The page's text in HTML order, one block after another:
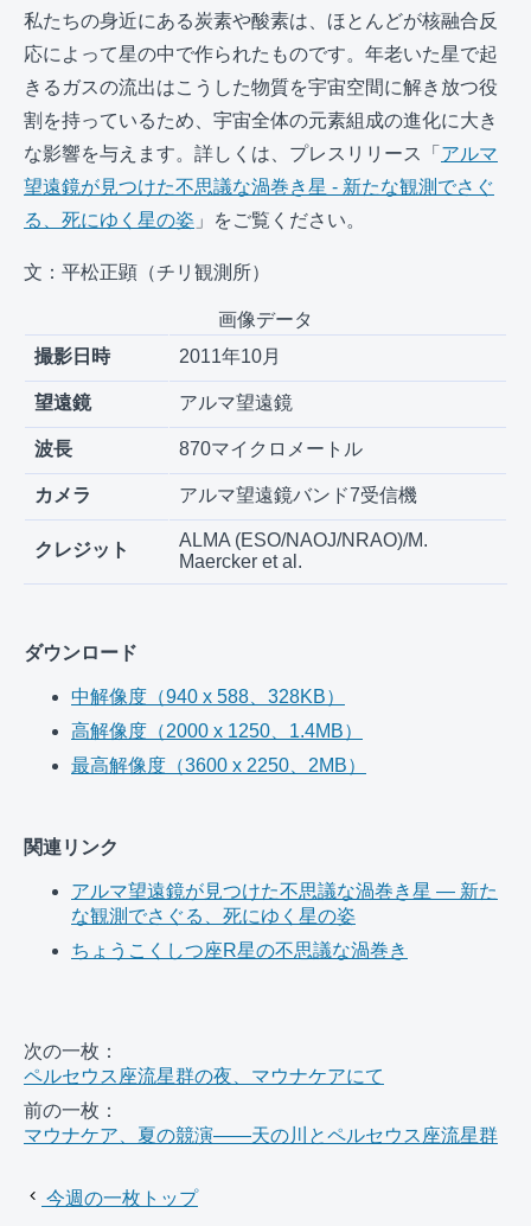
私たちの身近にある炭素や酸素は、ほとんどが核融合反
応によって星の中で作られたものです。年老いた星で起
きるガスの流出はこうした物質を宇宙空間に解き放つ役
割を持っているため、宇宙全体の元素組成の進化に大き
な影響を与えます。詳しくは、プレスリリース「 アルマ
望遠鏡が見つけた不思議な渦巻き星 - 新たな観測でさぐ
る、死にゆく星の姿 」をご覧ください。
文：平松正顕（チリ観測所）
撮影日時 2011年10月
望遠鏡 アルマ望遠鏡
波長 870マイクロメートル
カメラ アルマ望遠鏡バンド7受信機
クレジット
ALMA (ESO/NAOJ/NRAO)/M.
Maercker et al.
画像データ
ダウンロード
中解像度（940 x 588、328KB）
高解像度（2000 x 1250、1.4MB）
最高解像度（3600 x 2250、2MB）
関連リンク
アルマ望遠鏡が見つけた不思議な渦巻き星 ― 新た
な観測でさぐる、死にゆく星の姿
ちょうこくしつ座R星の不思議な渦巻き
次の一枚：
ペルセウス座流星群の夜、マウナケアにて
前の一枚：
マウナケア、夏の競演――天の川とペルセウス座流星群
今週の一枚トップ